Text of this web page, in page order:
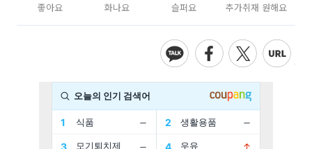
좋아요 화나요 슬퍼요 추가취재 원해요